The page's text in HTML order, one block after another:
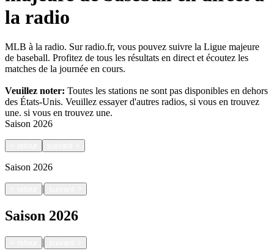
la radio
MLB à la radio. Sur radio.fr, vous pouvez suivre la Ligue majeure
de baseball. Profitez de tous les résultats en direct et écoutez les
matches de la journée en cours.
Veuillez noter: Toutes les stations ne sont pas disponibles en dehors
des États-Unis. Veuillez essayer d'autres radios, si vous en trouvez
une. si vous en trouvez une.
Saison 2026
Saison 2026
|
Saison 2026
|